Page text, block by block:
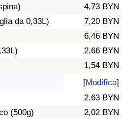
4,73 BYN
da 0,33L)
7,20 BYN
6,46 BYN
2,66 BYN
1,54 BYN
[Modifica]
2,63 BYN
(500g)
2,02 BYN
(Corrente)
(Corrente)